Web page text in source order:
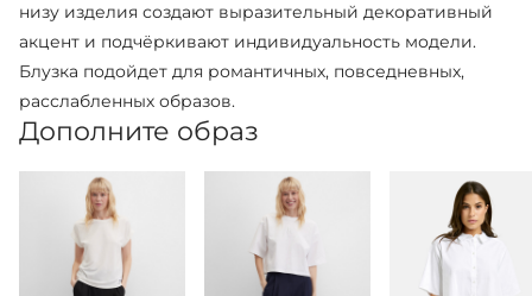
низу изделия создают выразительный декоративный
акцент и подчёркивают индивидуальность модели.
Блузка подойдет для романтичных, повседневных,
расслабленных образов.
Дополните образ